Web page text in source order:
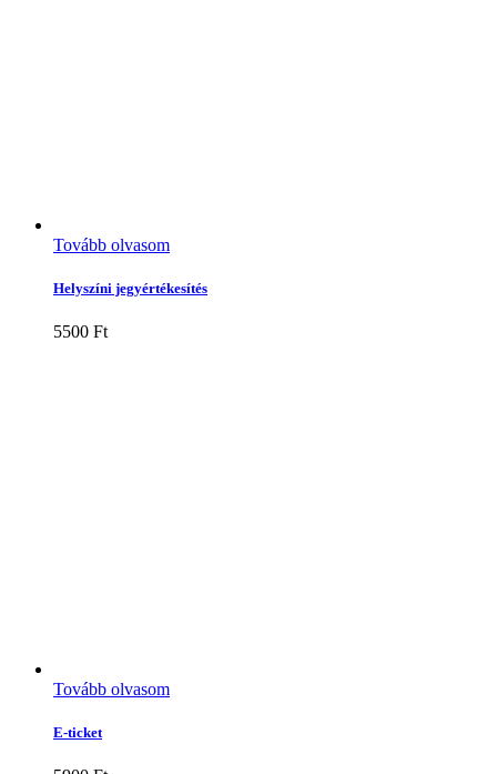
Tovább olvasom
Helyszíni jegyértékesítés
5500 Ft
Tovább olvasom
E-ticket